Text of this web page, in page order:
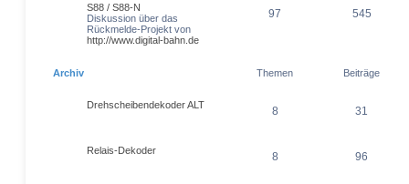
S88 / S88-N
Diskussion über das
Rückmelde-Projekt von
http://www.digital-bahn.de
97 545
Archiv Themen Beiträge
Drehscheibendekoder ALT 8 31
Relais-Dekoder 8 96